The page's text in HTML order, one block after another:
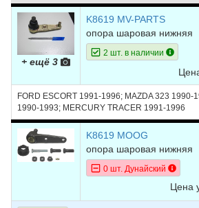
+ ещё 3
K8619 MV-PARTS
опора шаровая нижняя
2 шт. в наличии
FORD ESCORT 1991-1996; MAZDA 323 1990-
1990-1993; MERCURY TRACER 1991-1996
K8619 MOOG
опора шаровая нижняя
0 шт. Дунайский
Цена